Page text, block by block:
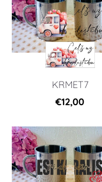
KRMET7
€12,00